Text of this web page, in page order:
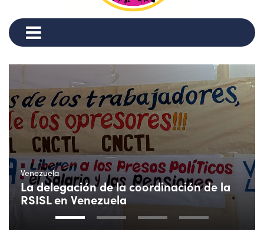
Venezuela
La delegación de la coordinación de la
RSISL en Venezuela
1 2 3